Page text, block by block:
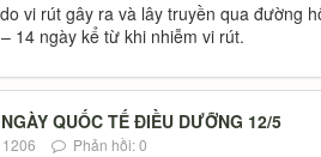
vi rút gây ra và lây truyền qua đường
14 ngày kể từ khi nhiễm vi rút.
QUỐC TẾ ĐIỀU DƯỠNG 12/5
Phản hồi: 0